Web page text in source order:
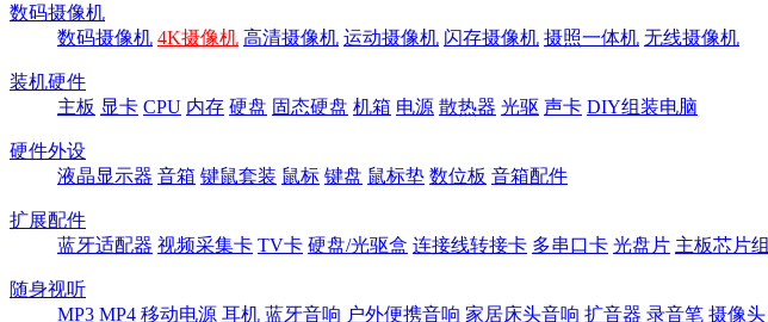
数码摄像机
数码摄像机 4K摄像机 高清摄像机 运动摄像机 闪存摄像机 摄照一体机 无线摄像机
装机硬件
主板 显卡 CPU 内存 硬盘 固态硬盘 机箱 电源 散热器 光驱 声卡 DIY组装电脑
硬件外设
液晶显示器 音箱 键鼠套装 鼠标 键盘 鼠标垫 数位板 音箱配件
扩展配件
蓝牙适配器 视频采集卡 TV卡 硬盘/光驱盒 连接线转接卡 多串口卡 光盘片 主板芯片组
随身视听
MP3 MP4 移动电源 耳机 蓝牙音响 户外便携音响 家居床头音响 扩音器 录音笔 摄像头